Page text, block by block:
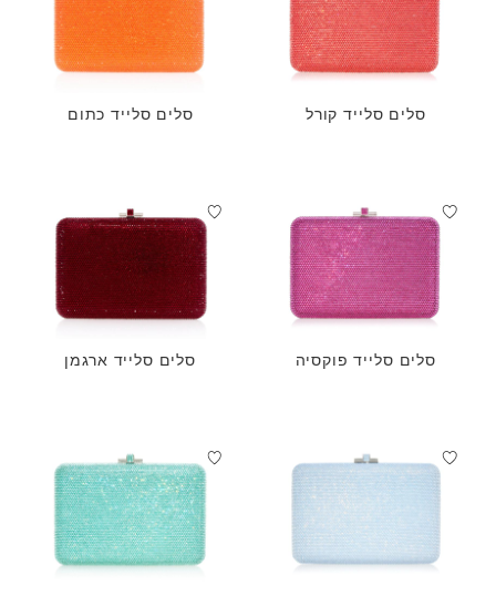
סלים סלייד קורל סלים סלייד כתום
סלים סלייד פוקסיה סלים סלייד ארגמן